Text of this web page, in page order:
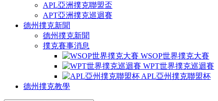
APL亞洲撲克聯盟盃
APT亞洲撲克巡迴賽
德州撲克新聞
德州撲克新聞
撲克賽事消息
WSOP世界撲克大賽
WPT世界撲克巡迴賽
APL亞州撲克聯盟杯
德州撲克教學